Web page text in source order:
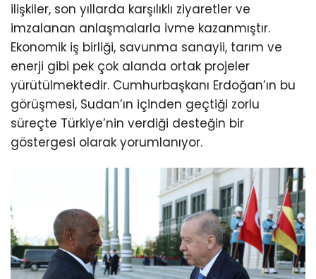
ilişkiler, son yıllarda karşılıklı ziyaretler ve
imzalanan anlaşmalarla ivme kazanmıştır.
Ekonomik iş birliği, savunma sanayii, tarım ve
enerji gibi pek çok alanda ortak projeler
yürütülmektedir. Cumhurbaşkanı Erdoğan’ın bu
görüşmesi, Sudan’ın içinden geçtiği zorlu
süreçte Türkiye’nin verdiği desteğin bir
göstergesi olarak yorumlanıyor.